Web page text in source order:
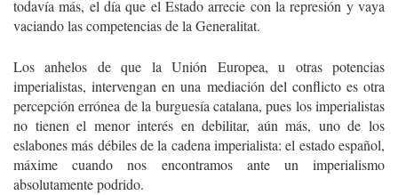
todavía más, el día que el Estado arrecie con la represión y vaya
vaciando las competencias de la Generalitat.
Los anhelos de que la Unión Europea, u otras potencias
imperialistas, intervengan en una mediación del conflicto es otra
percepción errónea de la burguesía catalana, pues los imperialistas
no tienen el menor interés en debilitar, aún más, uno de los
eslabones más débiles de la cadena imperialista: el estado español,
máxime cuando nos encontramos ante un imperialismo
absolutamente podrido.